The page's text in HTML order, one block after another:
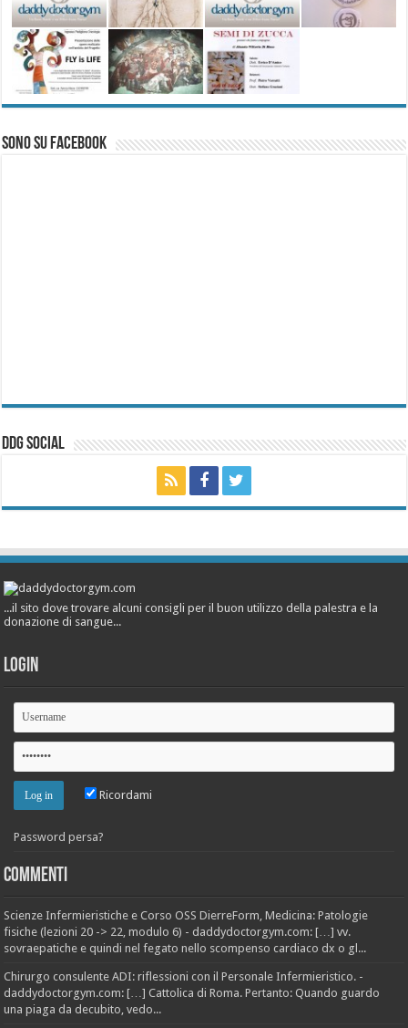
Sono su Facebook
ddg Social
...il sito dove trovare alcuni consigli per il buon utilizzo della palestra e la
donazione di sangue...
Login
Ricordami
Password persa?
Commenti
Scienze Infermieristiche e Corso OSS DierreForm, Medicina: Patologie
fisiche (lezioni 20 -> 22, modulo 6) - daddydoctorgym.com: […] vv.
sovraepatiche e quindi nel fegato nello scompenso cardiaco dx o gl...
Chirurgo consulente ADI: riflessioni con il Personale Infermieristico. -
daddydoctorgym.com: […] Cattolica di Roma. Pertanto: Quando guardo
una piaga da decubito, vedo...